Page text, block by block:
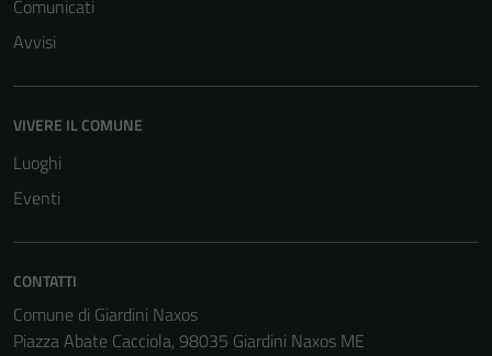
Comunicati
Avvisi
VIVERE IL COMUNE
Luoghi
Eventi
CONTATTI
Comune di Giardini Naxos
Piazza Abate Cacciola, 98035 Giardini Naxos ME